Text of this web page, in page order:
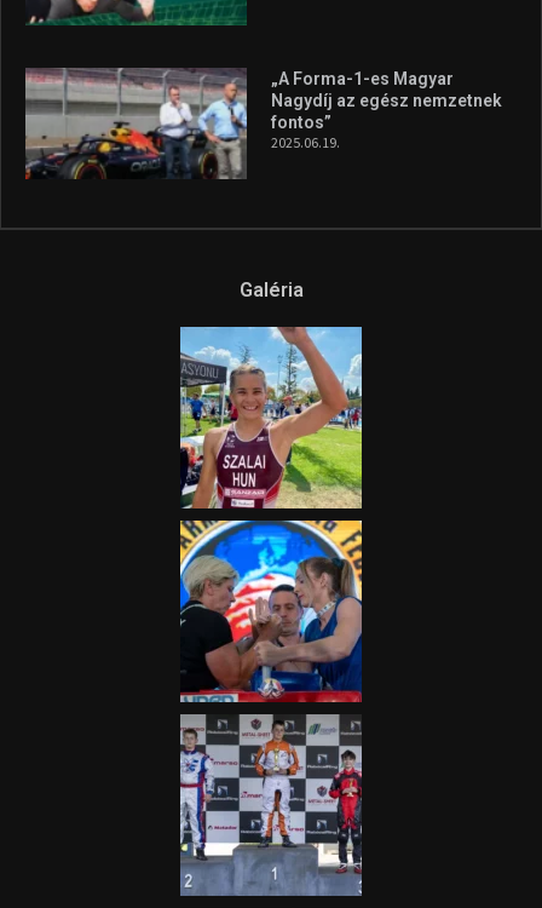
„A Forma-1-es Magyar
Nagydíj az egész nemzetnek
fontos”
2025.06.19.
Galéria